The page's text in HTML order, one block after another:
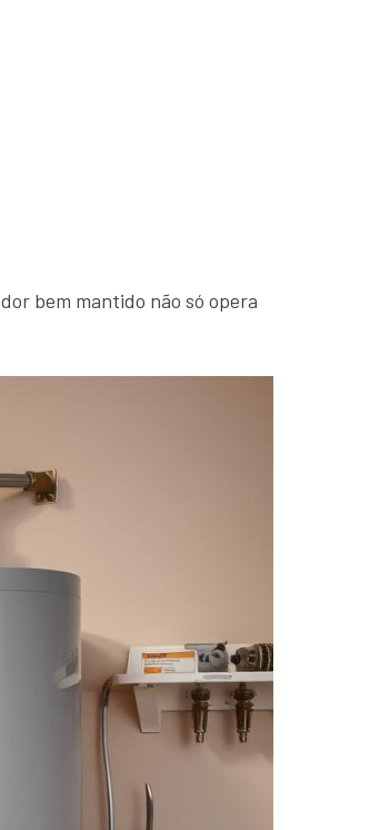
bem mantido não só opera